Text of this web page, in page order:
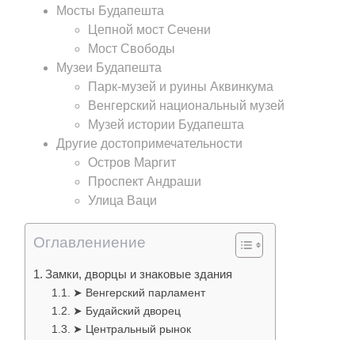
Мосты Будапешта
Цепной мост Сечени
Мост Свободы
Музеи Будапешта
Парк-музей и руины Аквинкума
Венгерский национальный музей
Музей истории Будапешта
Другие достопримечательности
Остров Маргит
Проспект Андраши
Улица Ваци
Оглавлениение
Замки, дворцы и знаковые здания
➤ Венгерский парламент
➤ Будайский дворец
➤ Центральный рынок